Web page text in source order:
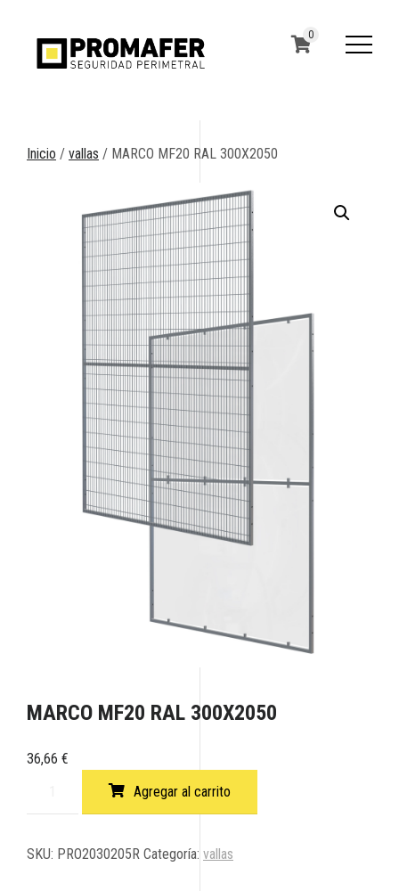
0
Inicio / vallas / MARCO MF20 RAL 300X2050
MARCO MF20 RAL 300X2050
36,66 €
Agregar al carrito
SKU: PRO2030205R Categoría: vallas